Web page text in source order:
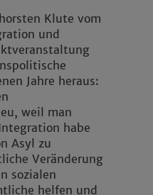
Klute vom
und
Jahre heraus:
weil man
habe
Asyl zu
Veränderung
sozialen
helfen und